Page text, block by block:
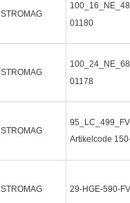
STROMAG
01180
STROMAG
01178
STROMAG
Artikelcode
STROMAG 29-HGE-590-